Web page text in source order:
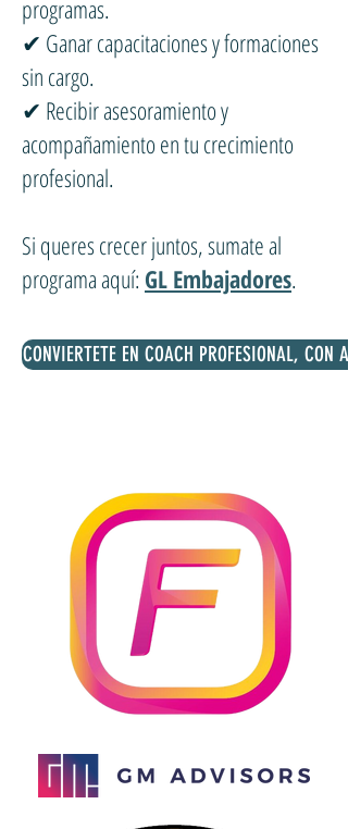
programas.
✔ Ganar capacitaciones y formaciones
sin cargo.
✔ Recibir asesoramiento y
acompañamiento en tu crecimiento
profesional.
Si queres crecer juntos, sumate al
programa aquí: GL Embajadores.
CONVIERTETE EN COACH PROFESIONAL,